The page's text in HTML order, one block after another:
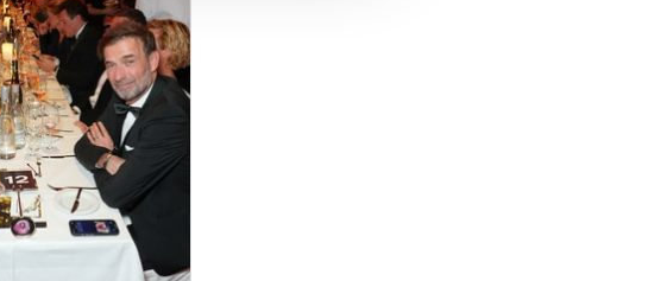
Partner führen diese Informationen
oder die sie im Rahmen Ihrer Nutzung